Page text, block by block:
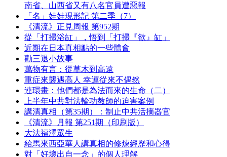
南省、山西省又有八名官員遭惡報
「名」娃娃現形記 第二季（7）
《清流》正見周報 第952期
從「打掃浴缸」，悟到「打掃『欲』缸」
近期在日本真相點的一些體會
勸三退小故事
萬物有言：從草木到高遠
重症來襲遇高人 幸運從來不偶然
連環畫：他們都是為法而來的生命（二）
上半年中共對法輪功教師的迫害案例
講清真相（第35期）：制止中共活摘器官
《清流》月報 第251期（印刷版）
大法福澤眾生
給馬來西亞華人講真相的修煉經歷和心得
對「好壞出自一念」的個人理解